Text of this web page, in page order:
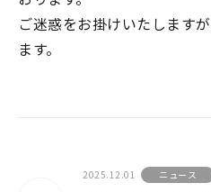
ガスタービン周辺機器
校正／修理サービス
特色
ご迷惑をお掛けいたします
ます。
2025.12.01 ニュース